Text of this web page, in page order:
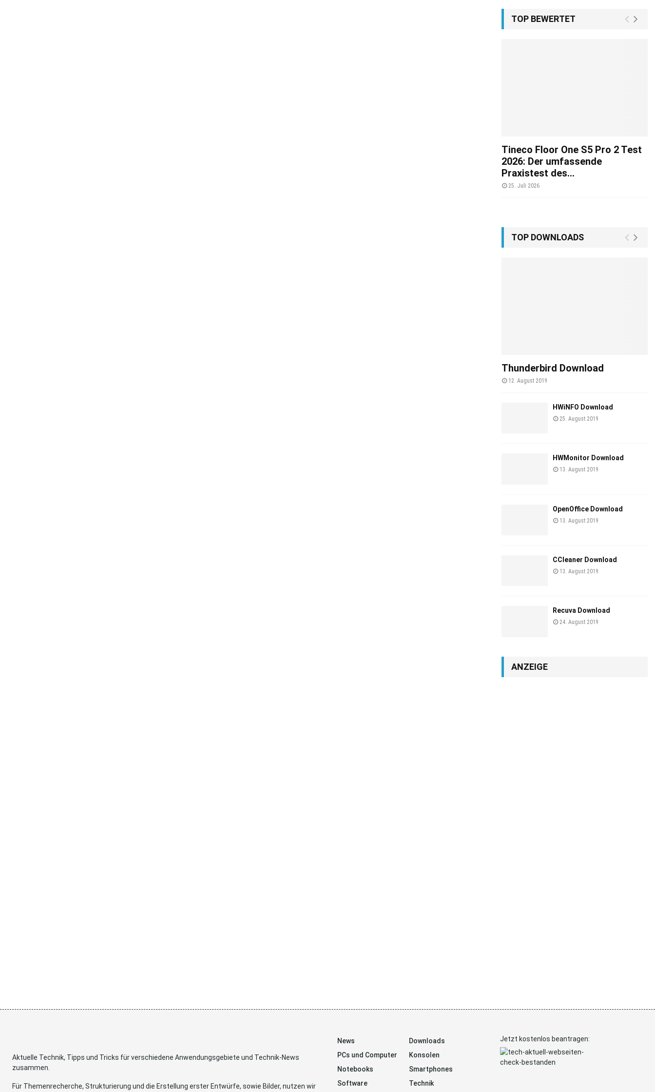
TOP BEWERTET
Tineco Floor One S5 Pro 2 Test
2026: Der umfassende
Praxistest des...
25. Juli 2026
TOP DOWNLOADS
Thunderbird Download
12. August 2019
HWiNFO Download
25. August 2019
HWMonitor Download
13. August 2019
OpenOffice Download
13. August 2019
CCleaner Download
13. August 2019
Recuva Download
24. August 2019
ANZEIGE
Aktuelle Technik, Tipps und Tricks für verschiedene Anwendungsgebiete und Technik-News
zusammen.
Für Themenrecherche, Strukturierung und die Erstellung erster Entwürfe, sowie Bilder, nutzen wir
News
Downloads
PCs und Computer
Konsolen
Notebooks
Smartphones
Software
Technik
Jetzt kostenlos beantragen: